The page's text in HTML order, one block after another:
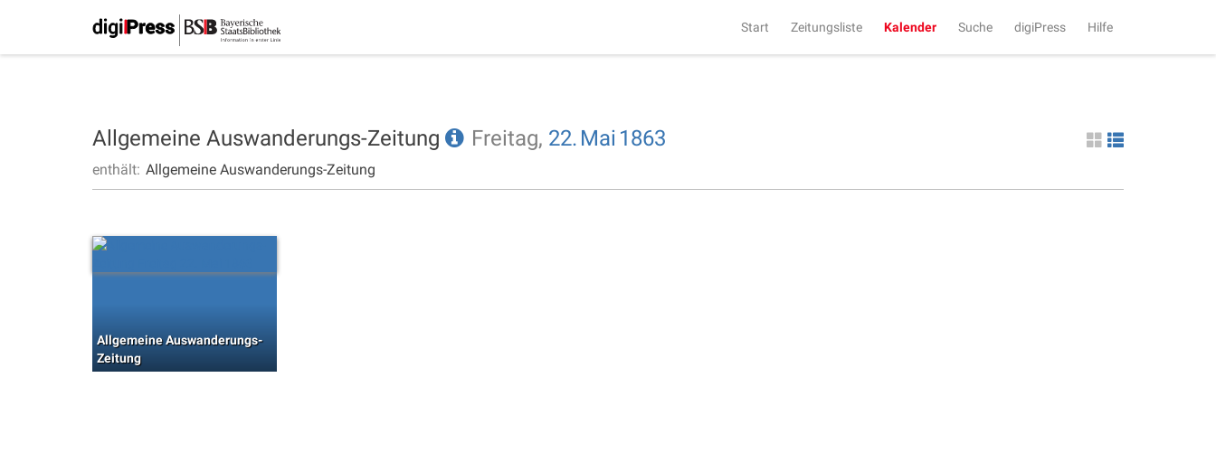
Start Zeitungsliste Kalender Suche digiPress Hilfe
Allgemeine Auswanderungs-Zeitung Freitag, 22. Mai 1863
enthält: Allgemeine Auswanderungs-Zeitung
Allgemeine Auswanderungs-
Zeitung